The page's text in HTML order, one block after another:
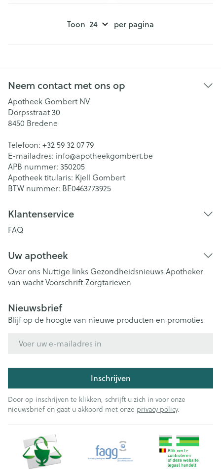
Toon per pagina
Neem contact met ons op
Apotheek Gombert NV
Dorpsstraat 30
8450 Bredene
Telefoon: +32 59 32 07 79
E-mailadres: info@apotheekgombert.be
APB nummer: 350205
Apotheek titularis: Kjell Gombert
BTW nummer: BE0463773925
Klantenservice
FAQ
Uw apotheek
Over ons Nuttige links Gezondheidsnieuws Apotheker
van wachtVoorschriftZorgtarieven
Nieuwsbrief
Blijf op de hoogte van nieuwe producten en promoties
Inschrijven
Door op inschrijven te klikken, schrijft u zich in voor onze
nieuwsbrief en gaat u akkoord met onze privacy policy.